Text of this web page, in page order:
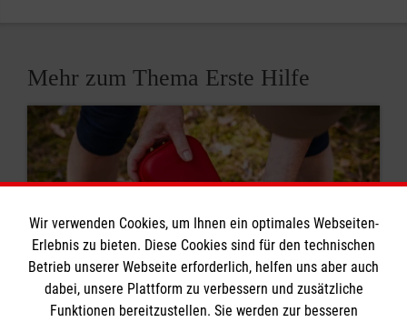
Mehr zum Thema Erste Hilfe
Wir verwenden Cookies, um Ihnen ein optimales Webseiten-
Erlebnis zu bieten. Diese Cookies sind für den technischen
Betrieb unserer Webseite erforderlich, helfen uns aber auch
dabei, unsere Plattform zu verbessern und zusätzliche
Funktionen bereitzustellen. Sie werden zur besseren